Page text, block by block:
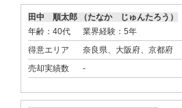
田中 順太郎 （たなか じゅんたろう）
年齢：40代
業界経験：5年
得意エリア
奈良県、大阪府、京都府
売却実績数
-